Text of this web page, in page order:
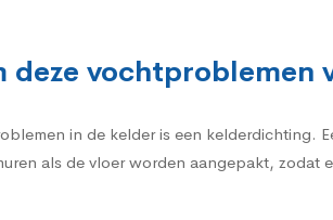
vochtproblemen
in de kelder is een
als de vloer worden aangepakt,